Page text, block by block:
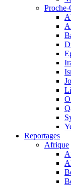
Reportages
Afrique